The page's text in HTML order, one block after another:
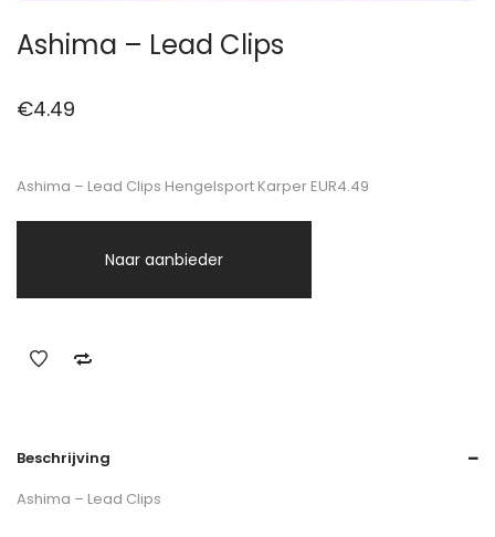
Ashima – Lead Clips
€4.49
Ashima – Lead Clips Hengelsport Karper EUR4.49
Naar aanbieder
Beschrijving
Ashima – Lead Clips